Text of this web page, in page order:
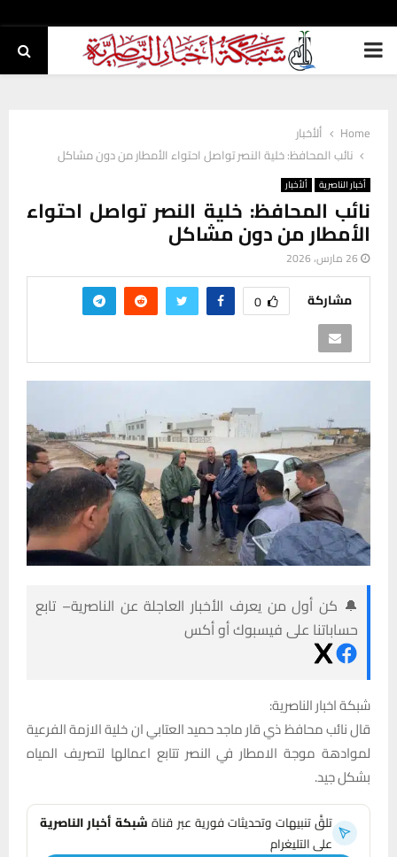
PRIMARY
Home
ألأخبار
نائب المحافظ: خلية النصر تواصل احتواء الأمطار من دون مشاكل
أخبار الناصرية ألأخبار
نائب المحافظ: خلية النصر تواصل احتواء
الأمطار من دون مشاكل
26 مارس، 2026
مشاركة 0
🔔 كن أول من يعرف الأخبار العاجلة عن الناصرية– تابع
حساباتنا على فيسبوك أو أكس
شبكة اخبار الناصرية:
قال نائب محافظ ذي قار ماجد حميد العتابي ان خلية الازمة الفرعية
لموادهة موجة الامطار في النصر تتابع اعمالها لتصريف المياه
بشكل جيد.
تلقَّ تنبيهات وتحديثات فورية عبر قناةشبكة أخبار الناصرية
على التليغرام